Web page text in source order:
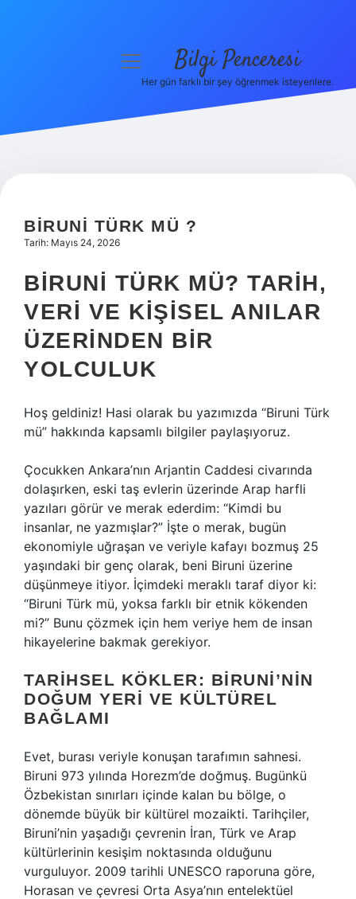
Hakkımızda
menüyü
Bilgi Penceresi
Her gün farklı bir şey öğrenmek isteyenlere.
BIRUNI TÜRK MÜ ?
Tarih: Mayıs 24, 2026
BIRUNI TÜRK MÜ? TARIH,
VERI VE KIŞISEL ANILAR
ÜZERINDEN BIR
YOLCULUK
Hoş geldiniz! Hasi olarak bu yazımızda “Biruni Türk
mü” hakkında kapsamlı bilgiler paylaşıyoruz.
Çocukken Ankara’nın Arjantin Caddesi civarında
dolaşırken, eski taş evlerin üzerinde Arap harfli
yazıları görür ve merak ederdim: “Kimdi bu
insanlar, ne yazmışlar?” İşte o merak, bugün
ekonomiyle uğraşan ve veriyle kafayı bozmuş 25
yaşındaki bir genç olarak, beni Biruni üzerine
düşünmeye itiyor. İçimdeki meraklı taraf diyor ki:
“Biruni Türk mü, yoksa farklı bir etnik kökenden
mi?” Bunu çözmek için hem veriye hem de insan
hikayelerine bakmak gerekiyor.
TARIHSEL KÖKLER: BIRUNI’NIN
DOĞUM YERI VE KÜLTÜREL
BAĞLAMI
Evet, burası veriyle konuşan tarafımın sahnesi.
Biruni 973 yılında Horezm’de doğmuş. Bugünkü
Özbekistan sınırları içinde kalan bu bölge, o
dönemde büyük bir kültürel mozaikti. Tarihçiler,
Biruni’nin yaşadığı çevrenin İran, Türk ve Arap
kültürlerinin kesişim noktasında olduğunu
vurguluyor. 2009 tarihli UNESCO raporuna göre,
Horasan ve çevresi Orta Asya’nın entelektüel